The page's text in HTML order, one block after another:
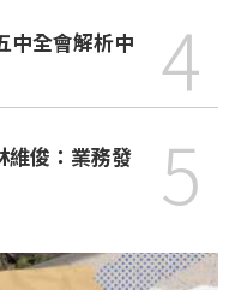
4
維俊：業務發
5